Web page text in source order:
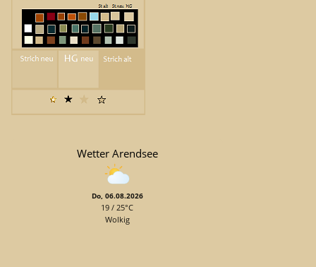
Wetter Arendsee
Do, 06.08.2026
19 / 25°C
Wolkig